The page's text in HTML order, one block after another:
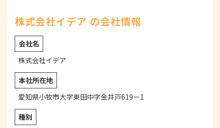
株式会社イデア の会社情報
会社名
株式会社イデア
本社所在地
愛知県小牧市大字東田中字金井戸619ー1
種別